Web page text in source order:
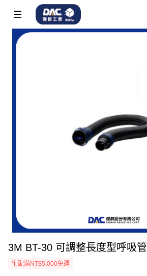
3M BT-30 可調整長度型呼吸管
宅配滿NT$5,000免運